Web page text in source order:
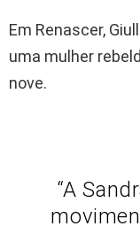
Em Renascer,
uma mulher
nove.
“A